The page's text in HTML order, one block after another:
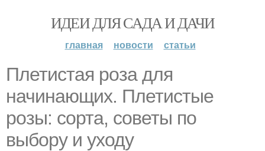
ИДЕИ ДЛЯ САДА И ДАЧИ
главная новости статьи
Плетистая роза для
начинающих. Плетистые
розы: сорта, советы по
выбору и уходу